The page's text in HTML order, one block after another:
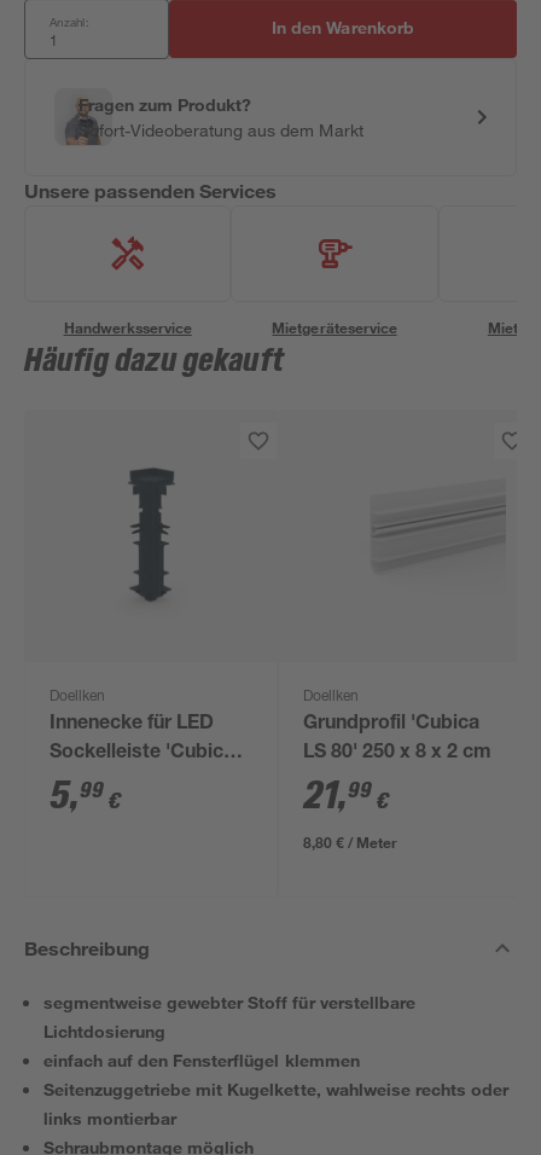
Anzahl: In den Warenkorb
Fragen zum Produkt?
Sofort-Videoberatung aus dem Markt
Unsere passenden Services
Handwerksservice Mietgeräteservice
Häufig dazu gekauft
Doellken
Innenecke für LED
Sockelleiste 'Cubica
LS 80' anthrazit
5,99 €
Doellken
Grundprofil 'Cubica
LS 80' 250 x 8 x 2 cm
21,99 €
8,80 € / Meter
Beschreibung
segmentweise gewebter Stoff für verstellbare
Lichtdosierung
einfach auf den Fensterflügel klemmen
Seitenzuggetriebe mit Kugelkette, wahlweise rechts oder
links montierbar
Schraubmontage möglich